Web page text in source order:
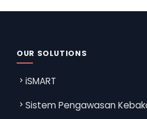
OUR SOLUTIONS
iSMART
Sistem Pengawasan